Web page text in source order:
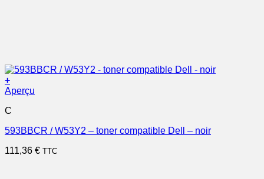
+
Aperçu
C
593BBCR / W53Y2 – toner compatible Dell – noir
111,36 € TTC